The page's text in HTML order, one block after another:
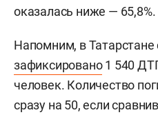
оказалась ниже — 65,8%.
Напомним, в Татарстане
зафиксировано1 540
человек. Количество
сразу на 50, если